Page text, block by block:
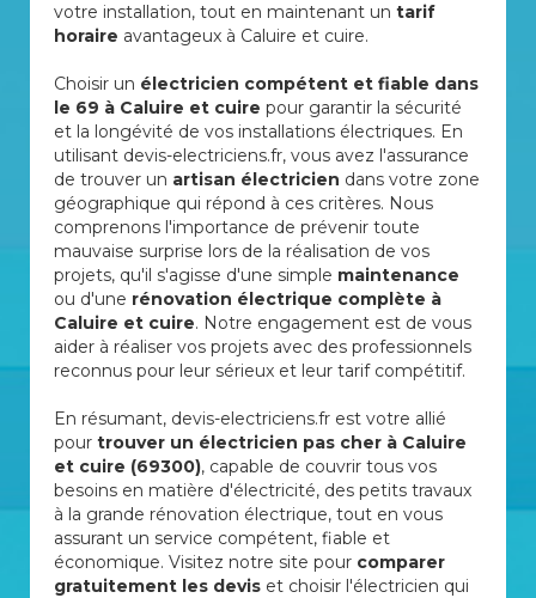
votre installation, tout en maintenant un tarif
horaire avantageux à Caluire et cuire.
Choisir un électricien compétent et fiable dans
le 69 à Caluire et cuire pour garantir la sécurité
et la longévité de vos installations électriques. En
utilisant devis-electriciens.fr, vous avez l'assurance
de trouver un artisan électricien dans votre zone
géographique qui répond à ces critères. Nous
comprenons l'importance de prévenir toute
mauvaise surprise lors de la réalisation de vos
projets, qu'il s'agisse d'une simple maintenance
ou d'une rénovation électrique complète à
Caluire et cuire. Notre engagement est de vous
aider à réaliser vos projets avec des professionnels
reconnus pour leur sérieux et leur tarif compétitif.
En résumant, devis-electriciens.fr est votre allié
pour trouver un électricien pas cher à Caluire
et cuire (69300), capable de couvrir tous vos
besoins en matière d'électricité, des petits travaux
à la grande rénovation électrique, tout en vous
assurant un service compétent, fiable et
économique. Visitez notre site pour comparer
gratuitement les devis et choisir l'électricien qui